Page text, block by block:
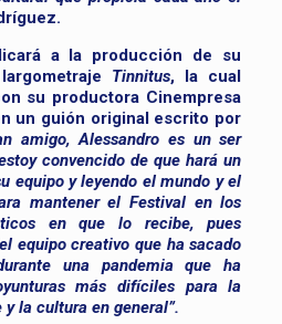
a la producción de su
Tinnitus, la cual
su productora Cinempresa
un guión original escrito por
amigo, Alessandro es un ser
convencido de que hará un
equipo y leyendo el mundo y el
mantener el Festival en los
en que lo recibe, pues
equipo creativo que ha sacado
una pandemia que ha
más difíciles para la
la cultura en general”.